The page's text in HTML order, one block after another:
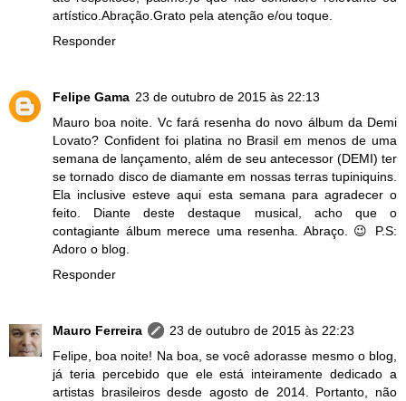
artístico.Abração.Grato pela atenção e/ou toque.
Responder
Felipe Gama 23 de outubro de 2015 às 22:13
Mauro boa noite. Vc fará resenha do novo álbum da Demi
Lovato? Confident foi platina no Brasil em menos de uma
semana de lançamento, além de seu antecessor (DEMI) ter
se tornado disco de diamante em nossas terras tupiniquins.
Ela inclusive esteve aqui esta semana para agradecer o
feito. Diante deste destaque musical, acho que o
contagiante álbum merece uma resenha. Abraço. 😉 P.S:
Adoro o blog.
Responder
Mauro Ferreira
23 de outubro de 2015 às 22:23
Felipe, boa noite! Na boa, se você adorasse mesmo o blog,
já teria percebido que ele está inteiramente dedicado a
artistas brasileiros desde agosto de 2014. Portanto, não